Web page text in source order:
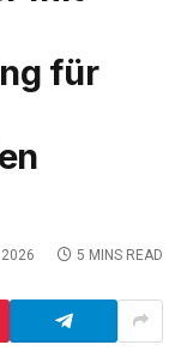
für
5 MINS READ